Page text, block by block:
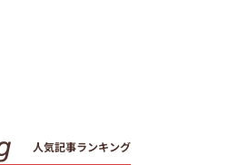
人気記事ランキング